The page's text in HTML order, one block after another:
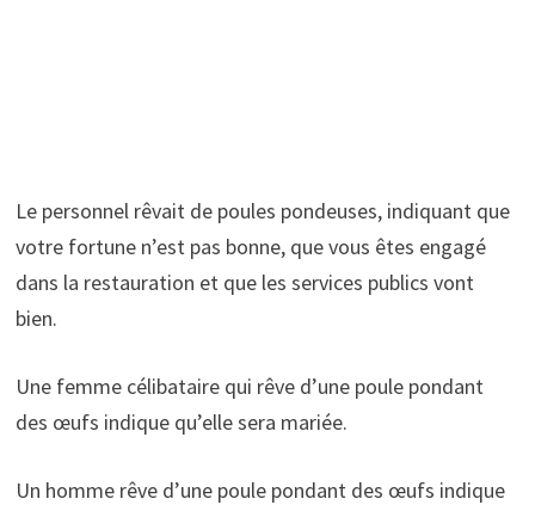
Le personnel rêvait de poules pondeuses, indiquant que
votre fortune n’est pas bonne, que vous êtes engagé
dans la restauration et que les services publics vont
bien.
Une femme célibataire qui rêve d’une poule pondant
des œufs indique qu’elle sera mariée.
Un homme rêve d’une poule pondant des œufs indique